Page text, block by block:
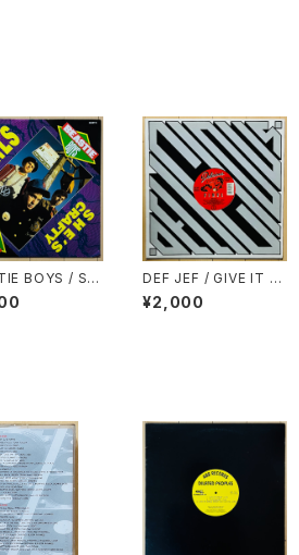
BOYS / SH
DEF JEF / GIVE IT H
ERE
¥2,000